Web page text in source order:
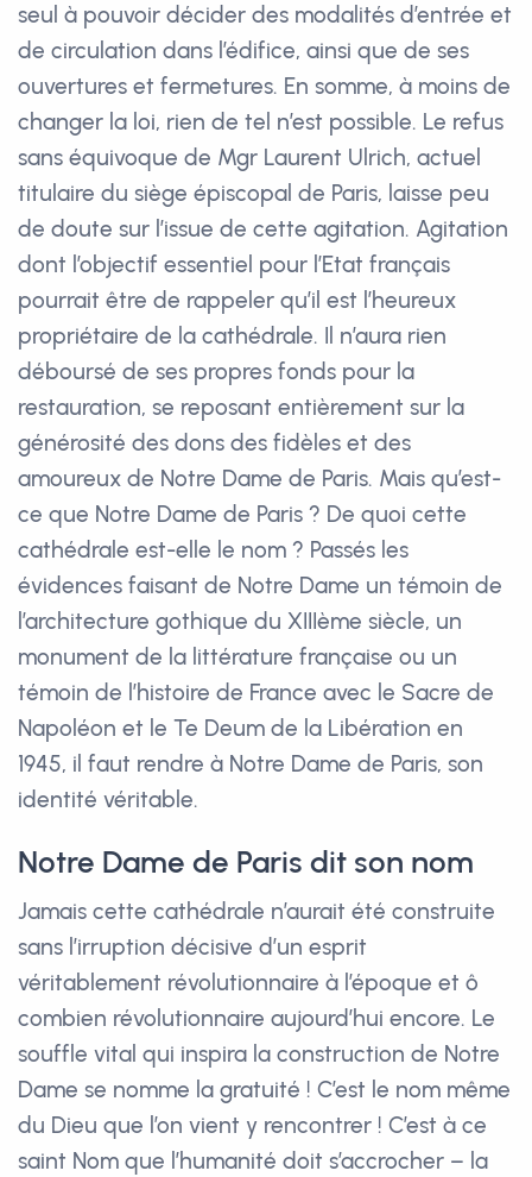
seul à pouvoir décider des modalités d’entrée et
de circulation dans l’édifice, ainsi que de ses
ouvertures et fermetures. En somme, à moins de
changer la loi, rien de tel n’est possible. Le refus
sans équivoque de Mgr Laurent Ulrich, actuel
titulaire du siège épiscopal de Paris, laisse peu
de doute sur l’issue de cette agitation. Agitation
dont l’objectif essentiel pour l’Etat français
pourrait être de rappeler qu’il est l’heureux
propriétaire de la cathédrale. Il n’aura rien
déboursé de ses propres fonds pour la
restauration, se reposant entièrement sur la
générosité des dons des fidèles et des
amoureux de Notre Dame de Paris. Mais qu’est-
ce que Notre Dame de Paris ? De quoi cette
cathédrale est-elle le nom ? Passés les
évidences faisant de Notre Dame un témoin de
l’architecture gothique du XIIIème siècle, un
monument de la littérature française ou un
témoin de l’histoire de France avec le Sacre de
Napoléon et le Te Deum de la Libération en
1945, il faut rendre à Notre Dame de Paris, son
identité véritable.
Notre Dame de Paris dit son nom
Jamais cette cathédrale n’aurait été construite
sans l’irruption décisive d’un esprit
véritablement révolutionnaire à l’époque et ô
combien révolutionnaire aujourd’hui encore. Le
souffle vital qui inspira la construction de Notre
Dame se nomme la gratuité ! C’est le nom même
du Dieu que l’on vient y rencontrer ! C’est à ce
saint Nom que l’humanité doit s’accrocher – la